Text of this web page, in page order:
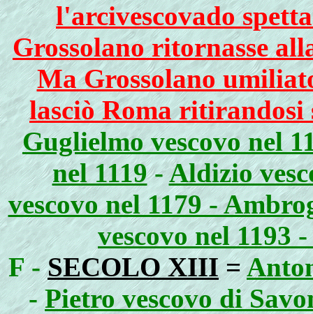
l'arcivescovado
Grossolano ritornasse
Ma Grossolano
lasciò Roma
Guglielmo vescovo nel
nel 1119-Aldizio
vescovo nel 1179 -
vescovo nel 1193
F -SECOLO XIII=
-Pietro vescovo di